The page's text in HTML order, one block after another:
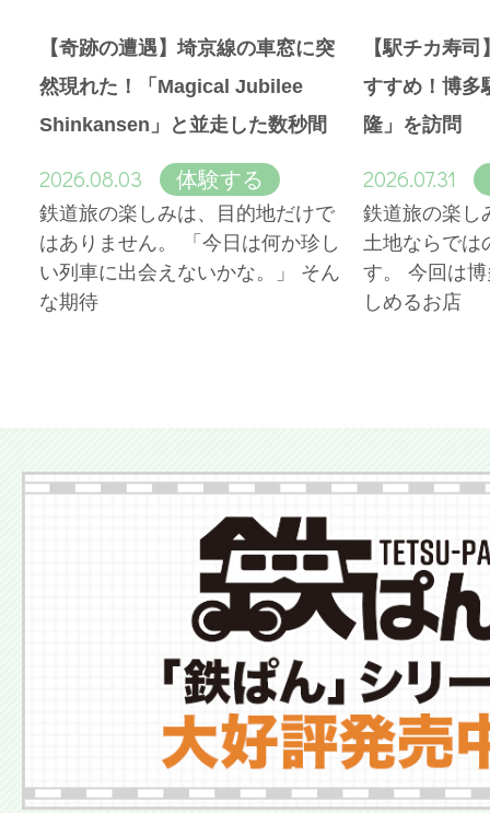
【奇跡の遭遇】埼京線の車窓に突
然現れた！「Magical Jubilee
Shinkansen」と並走した数秒間
2026.08.03 体験する
鉄道旅の楽しみは、目的地だけで
はありません。 「今日は何か珍し
い列車に出会えないかな。」 そん
な期待
【駅チカ寿
すすめ！博多
隆」を訪問
2026.07.31
鉄道旅の楽し
土地ならでは
す。 今回は
しめるお店